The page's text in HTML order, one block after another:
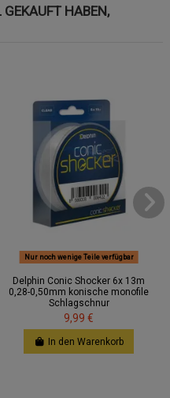
GEKAUFT HABEN,
Nur noch wenige Teile verfügbar
Delphin Conic Shocker 6x 13m
0,28-0,50mm konische monofile
Schlagschnur
9,99 €
In den Warenkorb